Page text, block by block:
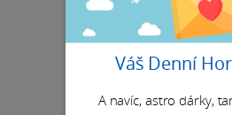
Váš Denní
A navíc, astro dárky,